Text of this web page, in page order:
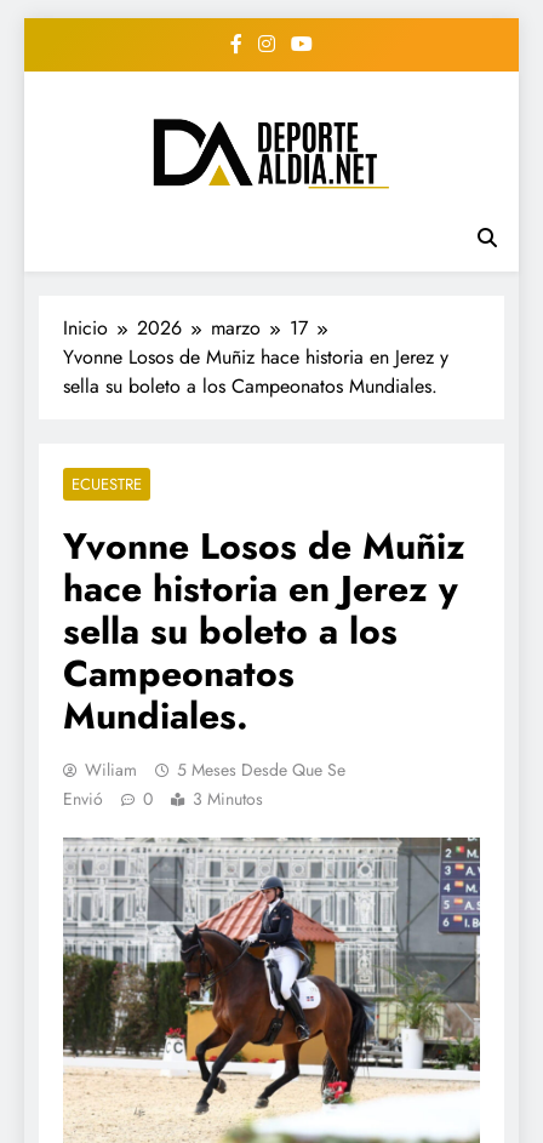
• DEPORTE AL DIA •
"Periodico Deportivo
Digital"
#deportealdiard #deportealdiaperiodico
Inicio 2026 marzo
17
Yvonne Losos de Muñiz hace historia en Jerez y
sella su boleto a los Campeonatos Mundiales.
ECUESTRE
Yvonne Losos de Muñiz
hace historia en Jerez y
sella su boleto a los
Campeonatos
Mundiales.
Wiliam
5 Meses Desde Que Se
Envió
0 3 Minutos